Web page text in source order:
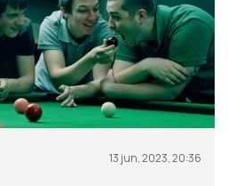
13 jun, 2023, 20:36